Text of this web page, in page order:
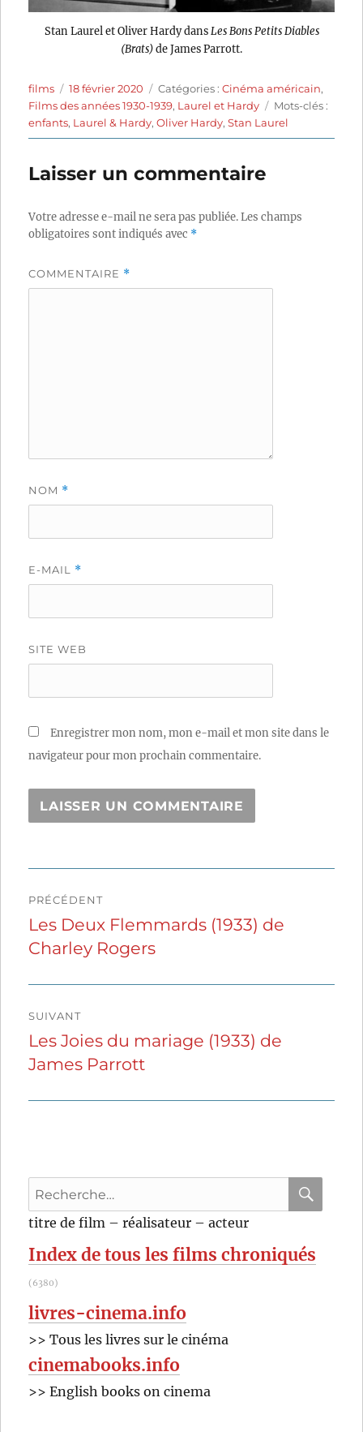
Stan Laurel et Oliver Hardy dans Les Bons Petits Diables
(Brats)de James Parrott.
Auteur
films
Publié
le
18 février 2020 Catégories
Catégories :Cinéma américain,
Films des années 1930-1939, Laurel et Hardy Étiquettes
Mots-clés :
enfants, Laurel & Hardy,Oliver Hardy,Stan Laurel
Laisser un commentaire
Votre adresse e-mail ne sera pas publiée.Les champs
obligatoires sont indiqués avec *
COMMENTAIRE *
NOM *
E-MAIL *
SITE WEB
Enregistrer mon nom, mon e-mail et mon site dans le
navigateur pour mon prochain commentaire.
de
l’article
PRÉCÉDENT
Publication
précédente :
Les Deux Flemmards (1933) de
Charley Rogers
SUIVANT
Publication
suivante :
Les Joies du mariage (1933) de
James Parrott
Recherche
pour
titre de film – réalisateur – acteur
Index de tous les films chroniqués
(6380)
livres-cinema.info
>> Tous les livres sur le cinéma
cinemabooks.info
>> English books on cinema